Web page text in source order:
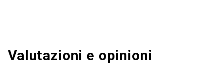
Valutazioni e opinioni